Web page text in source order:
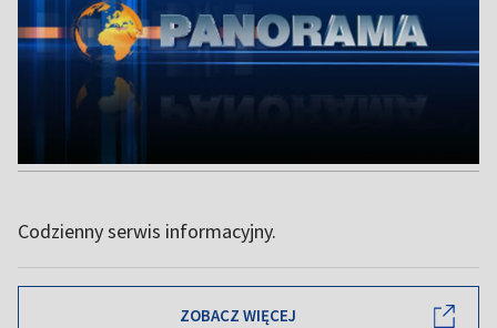
Codzienny serwis informacyjny.
ZOBACZ WIĘCEJ